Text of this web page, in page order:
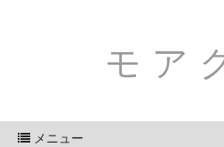
モア
メニュー